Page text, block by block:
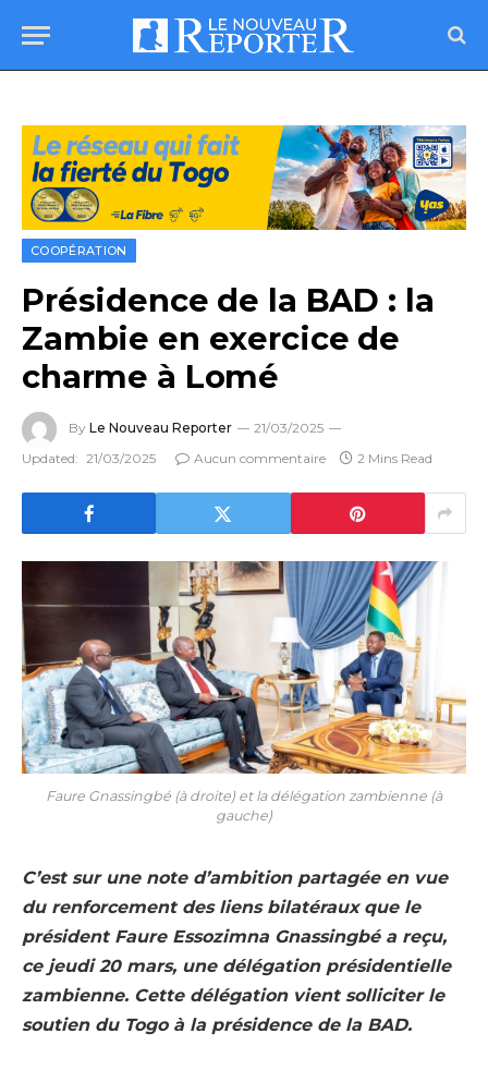
COOPÉRATION
Présidence de la BAD : la
Zambie en exercice de
charme à Lomé
By Le Nouveau Reporter
21/03/2025
Updated: 21/03/2025 Aucun commentaire 2 Mins Read
Faure Gnassingbé (à droite) et la délégation zambienne (à
gauche)
C’est sur une note d’ambition partagée en vue
du renforcement des liens bilatéraux que le
président Faure Essozimna Gnassingbé a reçu,
ce jeudi 20 mars, une délégation présidentielle
zambienne. Cette délégation vient solliciter le
soutien du Togo à la présidence de la BAD.